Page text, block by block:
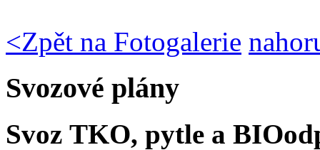
<Zpět na Fotogalerie
Svozové plány
Svoz TKO, pytle a